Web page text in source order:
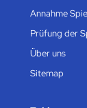
Annahme
Prüfung der
Über uns
Sitemap